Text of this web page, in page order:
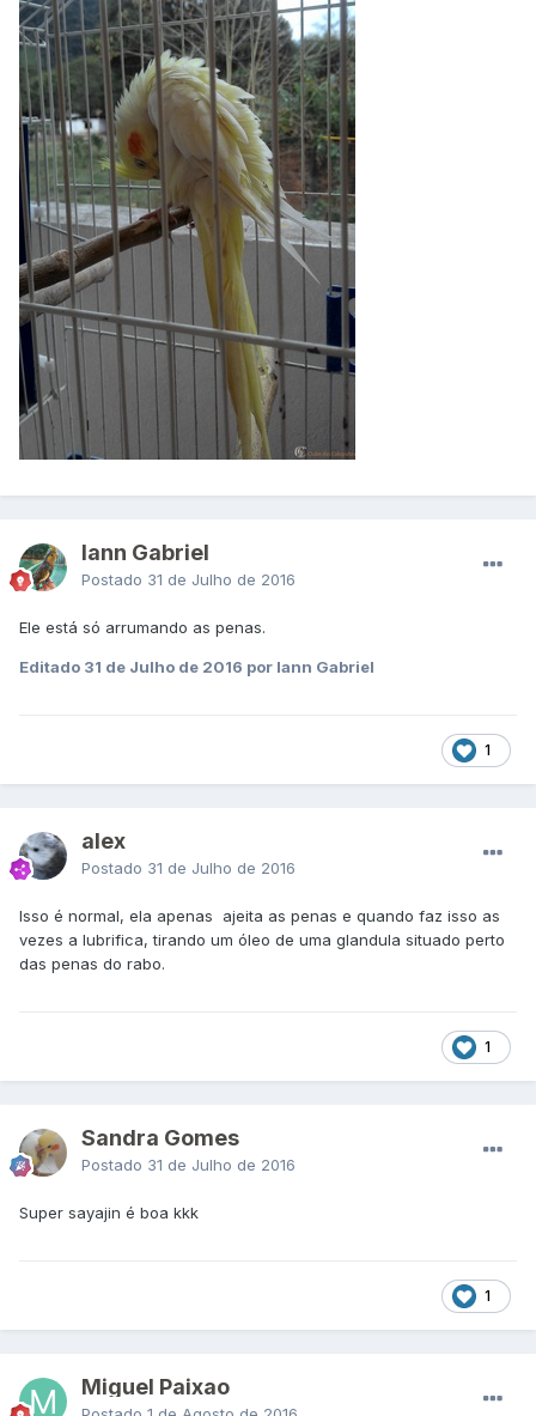
Iann Gabriel
Postado 31 de Julho de 2016
Ele está só arrumando as penas.
Editado 31 de Julho de 2016 por Iann Gabriel
1
alex
Postado 31 de Julho de 2016
Isso é normal, ela apenas ajeita as penas e quando faz isso as
vezes a lubrifica, tirando um óleo de uma glandula situado perto
das penas do rabo.
1
Sandra Gomes
Postado 31 de Julho de 2016
Super sayajin é boa kkk
1
Miguel Paixao